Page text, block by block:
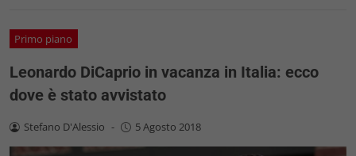
Primo piano
Leonardo DiCaprio in vacanza in Italia: ecco
dove è stato avvistato
Stefano D'Alessio - 5 Agosto 2018